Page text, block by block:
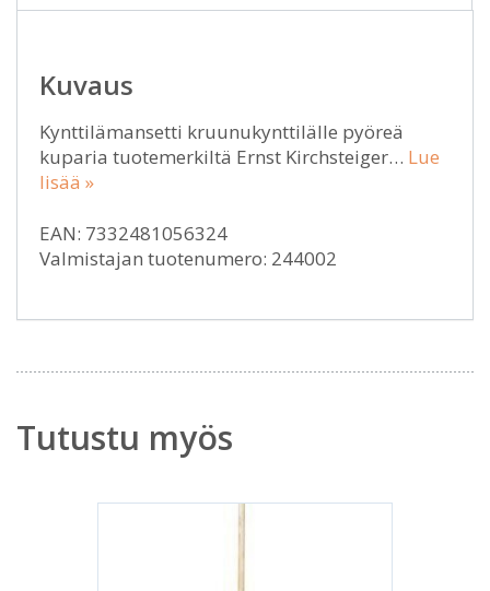
Kuvaus
Kynttilämansetti kruunukynttilälle pyöreä
kuparia tuotemerkiltä Ernst Kirchsteiger… Lue
lisää »
EAN: 7332481056324
Valmistajan tuotenumero: 244002
Tutustu myös